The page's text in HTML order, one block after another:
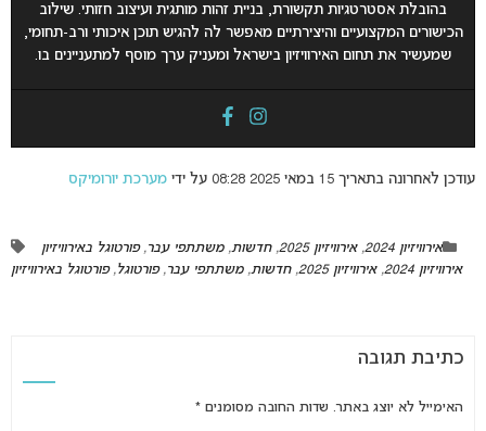
בהובלת אסטרטגיות תקשורת, בניית זהות מותגית ועיצוב חזותי. שילוב
הכישורים המקצועיים והיצירתיים מאפשר לה להגיש תוכן איכותי ורב-תחומי,
שמעשיר את תחום האירוויזיון בישראל ומעניק ערך מוסף למתעניינים בו.
עודכן לאחרונה בתאריך 15 במאי 2025 08:28 על ידי מערכת יורומיקס
אירוויזיון 2024 ,אירוויזיון 2025 ,חדשות,משתתפי עבר,פורטוגל באירוויזיון
אירוויזיון 2024
,אירוויזיון 2025 ,חדשות,משתתפי עבר,פורטוגל,פורטוגל באירוויזיון
כתיבת תגובה
האימייל לא יוצג באתר. שדות החובה מסומנים *